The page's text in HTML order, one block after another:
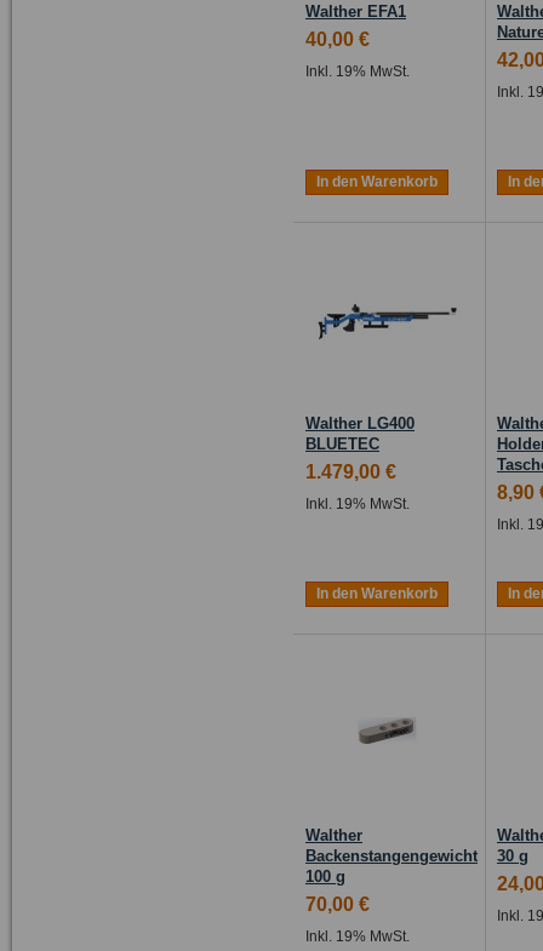
Walther EFA1
40,00 €
Inkl. 19% MwSt.
In den Warenkorb
Inkl.
In
Walther LG400
BLUETEC
1.479,00 €
Inkl. 19% MwSt.
In den Warenkorb
8,90
Inkl.
In
Walther
Backenstangengewicht
100 g
70,00 €
Inkl. 19% MwSt.
30 g
Inkl.